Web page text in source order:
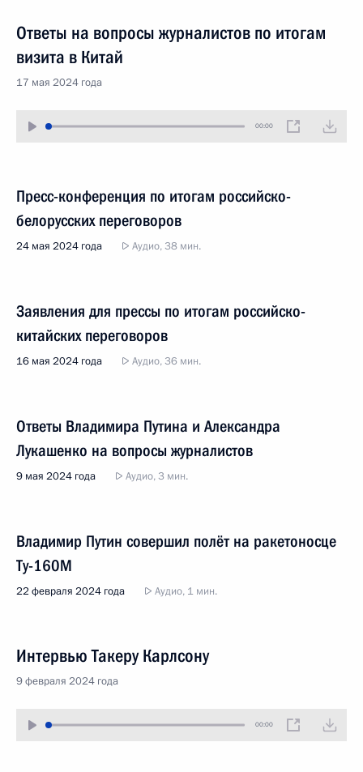
Ответы на вопросы журналистов по итогам
визита в Китай
17 мая 2024 года
00:00
Пресс-конференция по итогам российско-
белорусских переговоров
24 мая 2024 года Аудио, 38 мин.
Заявления для прессы по итогам российско-
китайских переговоров
16 мая 2024 года Аудио, 36 мин.
Ответы Владимира Путина и Александра
Лукашенко на вопросы журналистов
9 мая 2024 года Аудио, 3 мин.
Владимир Путин совершил полёт на ракетоносце
Ту-160М
22 февраля 2024 года Аудио, 1 мин.
Интервью Такеру Карлсону
9 февраля 2024 года
00:00